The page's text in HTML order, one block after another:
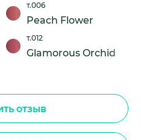
т.006
Peach Flower
т.012
Glamorous Orchid
отзыв